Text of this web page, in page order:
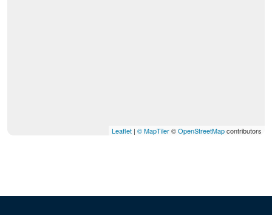
Leaflet | © MapTiler©OpenStreetMapcontributors